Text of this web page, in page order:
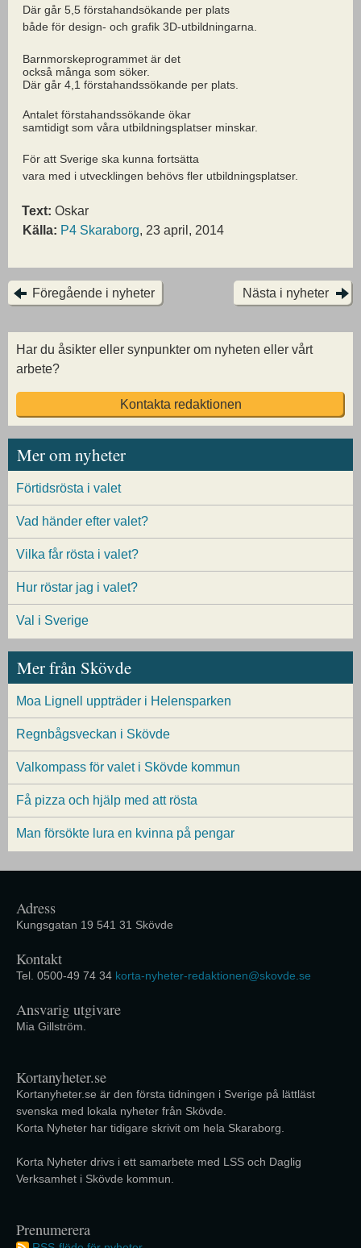
Där går 5,5 förstahandsökande per plats
både för design- och grafik 3D-utbildningarna.
Barnmorskeprogrammet är det
också många som söker.
Där går 4,1 förstahandssökande per plats.
Antalet förstahandssökande ökar
samtidigt som våra utbildningsplatser minskar.
För att Sverige ska kunna fortsätta
vara med i utvecklingen behövs fler utbildningsplatser.
Text: Oskar
Källa: P4 Skaraborg, 23 april, 2014
Föregående i nyheter Nästa i nyheter
Har du åsikter eller synpunkter om nyheten eller vårt
arbete?
Kontakta redaktionen
Mer om nyheter
Förtidsrösta i valet
Vad händer efter valet?
Vilka får rösta i valet?
Hur röstar jag i valet?
Val i Sverige
Mer från Skövde
Moa Lignell uppträder i Helensparken
Regnbågsveckan i Skövde
Valkompass för valet i Skövde kommun
Få pizza och hjälp med att rösta
Man försökte lura en kvinna på pengar
Adress
Kungsgatan 19 541 31 Skövde
Kontakt
Tel. 0500-49 74 34 korta-nyheter-redaktionen@skovde.se
Ansvarig utgivare
Mia Gillström.
Kortanyheter.se
Kortanyheter.se är den första tidningen i Sverige på lättläst
svenska med lokala nyheter från Skövde.
Korta Nyheter har tidigare skrivit om hela Skaraborg.
Korta Nyheter drivs i ett samarbete med LSS och Daglig
Verksamhet i Skövde kommun.
Prenumerera